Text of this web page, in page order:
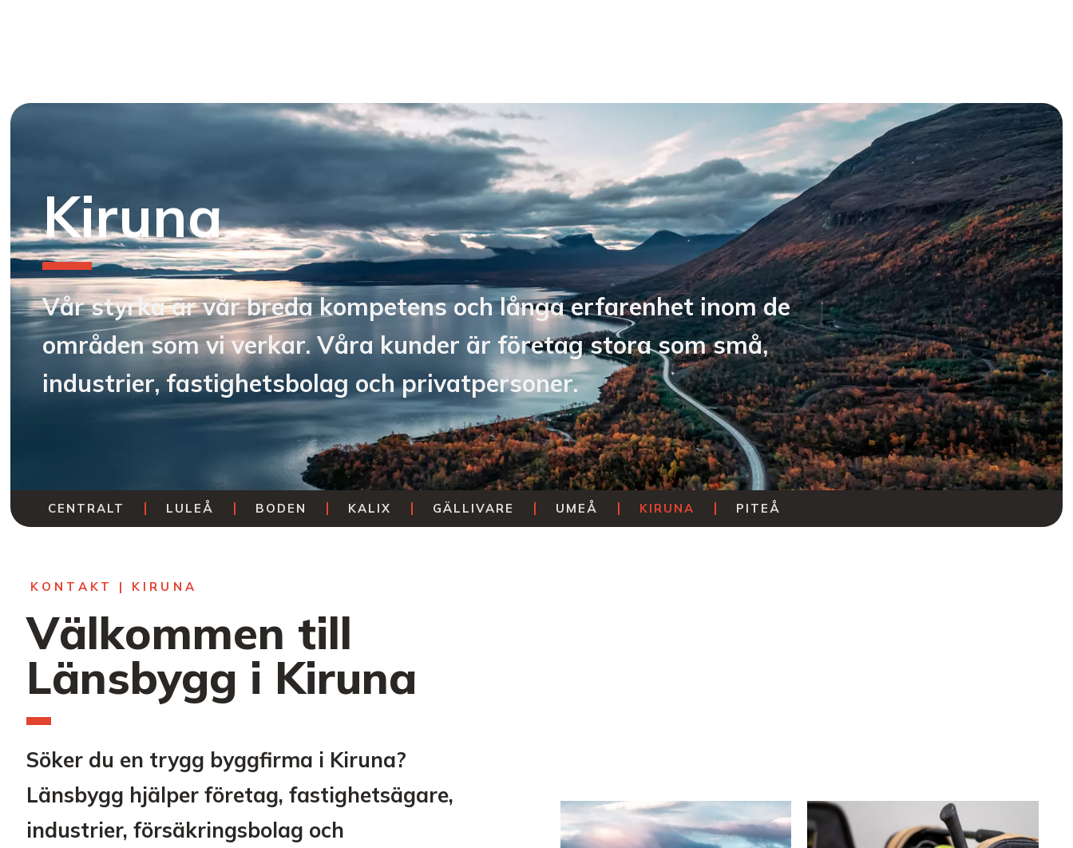
Kiruna
Vår styrka är vår breda kompetens och långa erfarenhet inom de
områden som vi verkar. Våra kunder är företag stora som små,
industrier, fastighetsbolag och privatpersoner.
CENTRALT LULEÅ BODEN KALIX GÄLLIVARE UMEÅ KIRUNA PITEÅ
KONTAKT | KIRUNA
Välkommen till
Länsbygg i Kiruna
Söker du en trygg byggfirma i Kiruna?
Länsbygg hjälper företag, fastighetsägare,
industrier, försäkringsbolag och